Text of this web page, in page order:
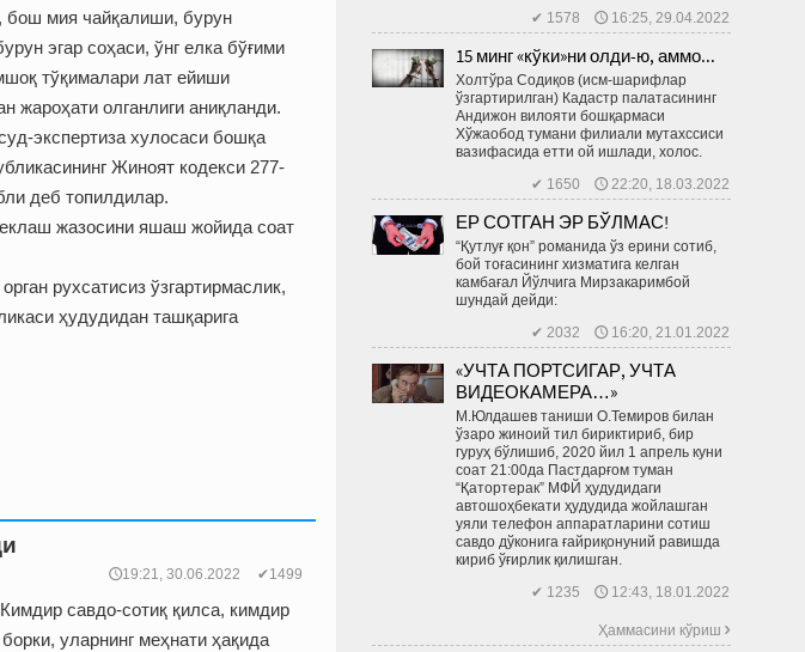
бош мия чайқалиши, бурун
эгар соҳаси, ўнг елка бўғими
тўқималари лат ейиши
жароҳати олганлиги аниқланди.
экспертиза хулосаси бошқа
Жиноят кодекси 277-
деб топилдилар.
жазосини яшаш жойида соат
рухсатисиз ўзгартирмаслик,
ҳудудидан ташқарига
🕔19:21, 30.06.2022 ✔1499
савдо-сотиқ қилса, кимдир
уларнинг меҳнати ҳақида
✔ 1578 🕔 16:25, 29.04.2022
15 минг «кўки»ни олди-ю, аммо...
Холтўра Содиқов (исм-шарифлар
ўзгартирилган) Кадастр палатасининг
Андижон вилояти бошқармаси
Хўжаобод тумани филиали мутахссиси
вазифасида етти ой ишлади, холос.
✔ 1650 🕔 22:20, 18.03.2022
ЕР СОТГАН ЭР БЎЛМАС!
“Қутлуғ қон” романида ўз ерини сотиб,
бой тоғасининг хизматига келган
камбағал Йўлчига Мирзакаримбой
шундай дейди:
✔ 2032 🕔 16:20, 21.01.2022
«УЧТА ПОРТСИГАР, УЧТА
ВИДЕОКАМЕРА…»
М.Юлдашев таниши О.Темиров билан
ўзаро жиноий тил бириктириб, бир
гуруҳ бўлишиб, 2020 йил 1 апрель куни
соат 21:00да Пастдарғом туман
“Қатортерак” МФЙ ҳудудидаги
автошоҳбекати ҳудудида жойлашган
уяли телефон аппаратларини сотиш
савдо дўконига ғайриқонуний равишда
кириб ўғирлик қилишган.
✔ 1235 🕔 12:43, 18.01.2022
Ҳаммасини кўриш 